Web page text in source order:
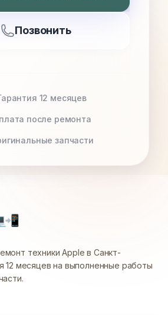
Позвонить
12 месяцев
после ремонта
запчасти
📲
техники Apple в Санкт-
12 месяцев на выполненные работы